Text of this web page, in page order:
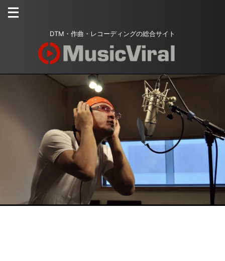
DTM・作曲・レコーディングの総合サイト